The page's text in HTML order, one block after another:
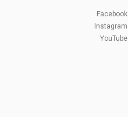
Facebook
Instagram
YouTube